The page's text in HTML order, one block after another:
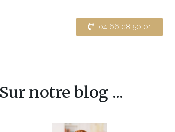
04 66 08 50 01
Sur notre blog ...